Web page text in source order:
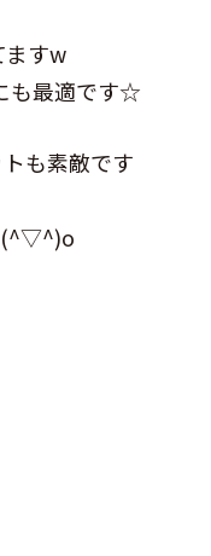
ますw
も最適です☆
も素敵です